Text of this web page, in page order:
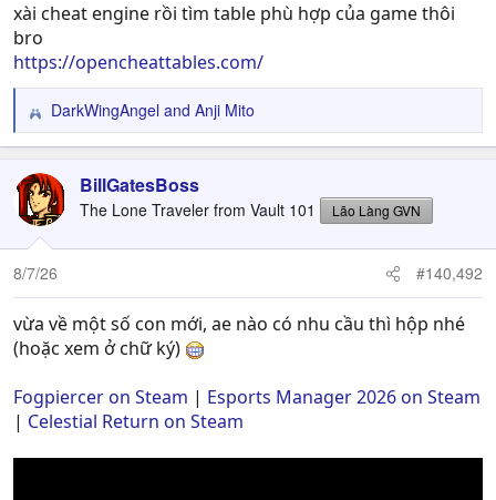
xài cheat engine rồi tìm table phù hợp của game thôi
bro
https://opencheattables.com/
R
e
c
t
i
o
n
DarkWingAngel and Anji Mito
BillGatesBoss
The Lone Traveler from Vault 101 Lão Làng GVN
8/7/26 #140,492
vừa về một số con mới, ae nào có nhu cầu thì hộp nhé
(hoặc xem ở chữ ký)
Fogpiercer on Steam | Esports Manager 2026 on Steam
| Celestial Return on Steam